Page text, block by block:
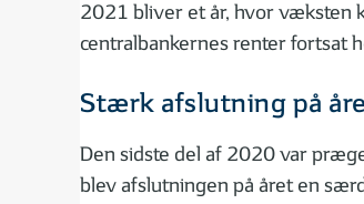
2021 bliver et år, hvor væksten
centralbankernes renter fortsat
Stærk afslutning på
Den sidste del af 2020 var
blev afslutningen på året en